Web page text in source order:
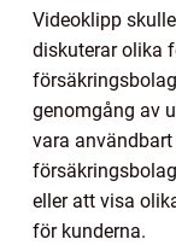
Videoklipp
diskuterar olika
genomgång av
vara
eller att visa
för kunderna.